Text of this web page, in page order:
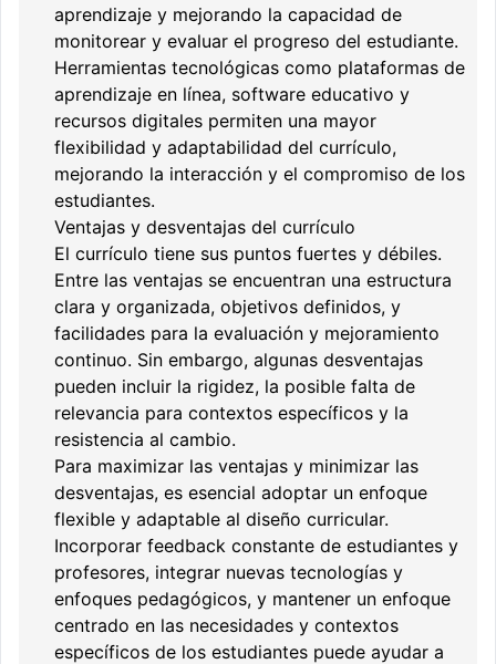
aprendizaje y mejorando la capacidad de
monitorear y evaluar el progreso del estudiante.
Herramientas tecnológicas como plataformas de
aprendizaje en línea, software educativo y
recursos digitales permiten una mayor
flexibilidad y adaptabilidad del currículo,
mejorando la interacción y el compromiso de los
estudiantes.
Ventajas y desventajas del currículo
El currículo tiene sus puntos fuertes y débiles.
Entre las ventajas se encuentran una estructura
clara y organizada, objetivos definidos, y
facilidades para la evaluación y mejoramiento
continuo. Sin embargo, algunas desventajas
pueden incluir la rigidez, la posible falta de
relevancia para contextos específicos y la
resistencia al cambio.
Para maximizar las ventajas y minimizar las
desventajas, es esencial adoptar un enfoque
flexible y adaptable al diseño curricular.
Incorporar feedback constante de estudiantes y
profesores, integrar nuevas tecnologías y
enfoques pedagógicos, y mantener un enfoque
centrado en las necesidades y contextos
específicos de los estudiantes puede ayudar a